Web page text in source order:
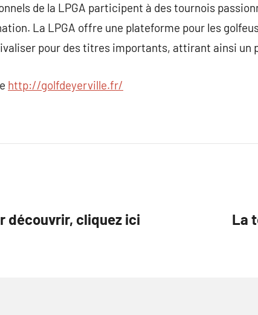
de la LPGA participent à des tournois
La LPGA offre une plateforme pour les
pour des titres importants, attirant ainsi un
http://golfdeyerville.fr/
découvrir, cliquez ici La